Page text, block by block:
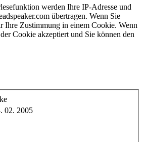
werden Ihre IP-Adresse und
übertragen. Wenn Sie
Ihre Zustimmung in einem Cookie. Wenn
Cookie akzeptiert und Sie können den
02. 2005